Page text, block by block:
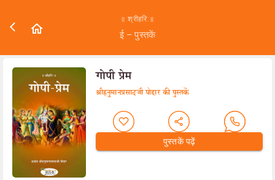
॥ श्रीहरि:॥
ई – पुस्तकें
गोपी प्रेम
श्रीहनुमानप्रसादजी पोद्दार की पुस्तकें
पुस्तकें पढ़ें